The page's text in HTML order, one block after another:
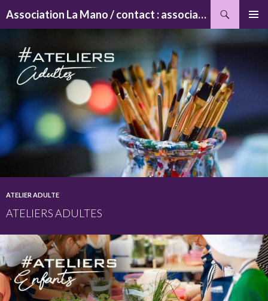
Association La Mano / contact : associationlamano@yahoo.fr
CONTENU
ATELIER ADULTE
ATELIERS ADULTES